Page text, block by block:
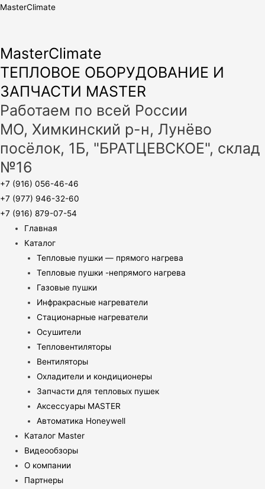
MasterClimate
MasterClimate
ТЕПЛОВОЕ ОБОРУДОВАНИЕ И
ЗАПЧАСТИ MASTER
Работаем по всей России
МО, Химкинский р-н, Лунёво
посёлок, 1Б, "БРАТЦЕВСКОЕ", склад
№16
+7 (916) 056-46-46
+7 (977) 946-32-60
+7 (916) 879-07-54
Главная
Каталог
Тепловые пушки — прямого нагрева
Тепловые пушки -непрямого нагрева
Газовые пушки
Инфракрасные нагреватели
Стационарные нагреватели
Осушители
Тепловентиляторы
Вентиляторы
Охладители и кондиционеры
Запчасти для тепловых пушек
Аксессуары MASTER
Автоматика Honeywell
Каталог Master
Видеообзоры
О компании
Партнеры